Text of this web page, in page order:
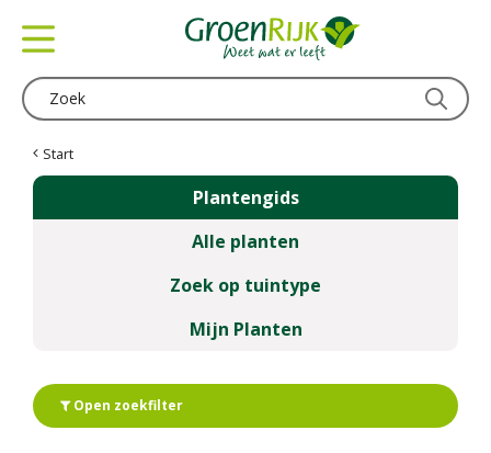
Start
Plantengids
Alle planten
Zoek op tuintype
Mijn Planten
Open zoekfilter